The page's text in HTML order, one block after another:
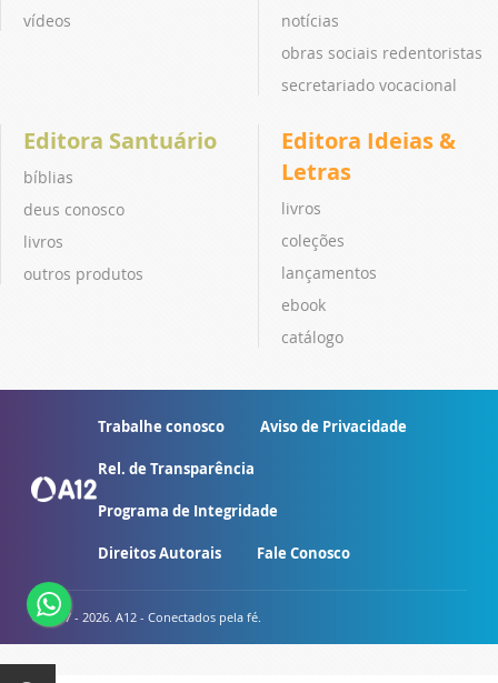
vídeos
notícias
obras sociais redentoristas
secretariado vocacional
Editora Santuário
bíblias
deus conosco
livros
outros produtos
Editora Ideias &
Letras
livros
coleções
lançamentos
ebook
catálogo
Trabalhe conosco Aviso de Privacidade
Rel. de Transparência
Programa de Integridade
Direitos Autorais Fale Conosco
© 2007 - 2026. A12 - Conectados pela fé.